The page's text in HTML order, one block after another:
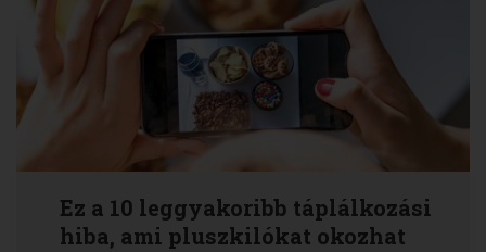
Ez a 10 leggyakoribb táplálkozási
hiba, ami pluszkilókat okozhat